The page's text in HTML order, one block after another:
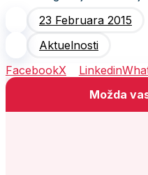
23 Februara 2015
Aktuelnosti
FacebookX Linkedin
Možda